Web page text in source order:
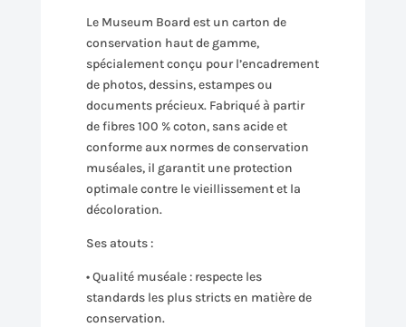
Le Museum Board est un carton de
conservation haut de gamme,
spécialement conçu pour l’encadrement
de photos, dessins, estampes ou
documents précieux. Fabriqué à partir
de fibres 100 % coton, sans acide et
conforme aux normes de conservation
muséales, il garantit une protection
optimale contre le vieillissement et la
décoloration.
Ses atouts :
• Qualité muséale : respecte les
standards les plus stricts en matière de
conservation.